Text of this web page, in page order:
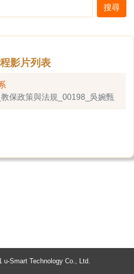
搜尋
影片列表
保政策與法規_00198_吳婉甄
u-Smart Technology Co., Ltd.